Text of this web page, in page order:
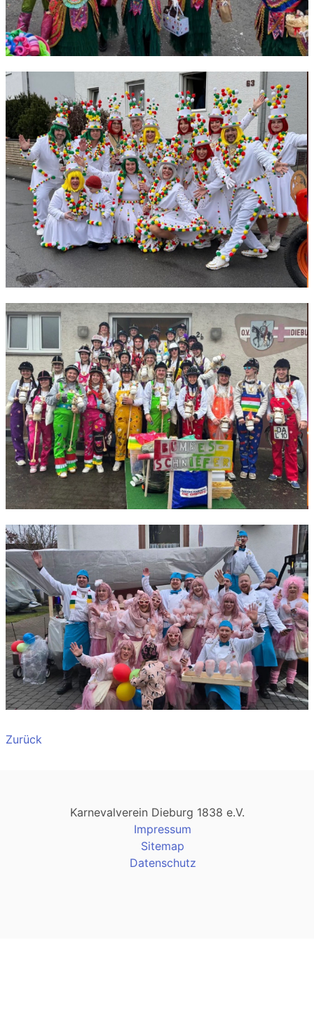
Zurück
Karnevalverein Dieburg 1838 e.V.
Impressum
Sitemap
Datenschutz